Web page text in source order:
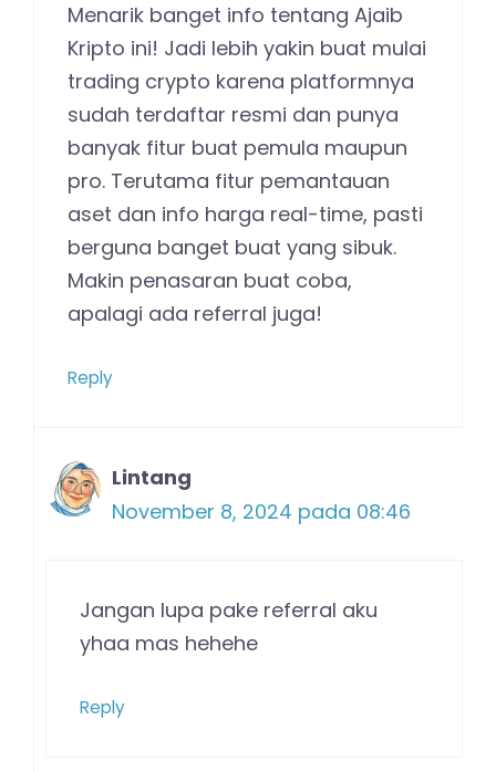
Menarik banget info tentang Ajaib
Kripto ini! Jadi lebih yakin buat mulai
trading crypto karena platformnya
sudah terdaftar resmi dan punya
banyak fitur buat pemula maupun
pro. Terutama fitur pemantauan
aset dan info harga real-time, pasti
berguna banget buat yang sibuk.
Makin penasaran buat coba,
apalagi ada referral juga!
Reply
Lintang
November 8, 2024 pada 08:46
Jangan lupa pake referral aku
yhaa mas hehehe
Reply